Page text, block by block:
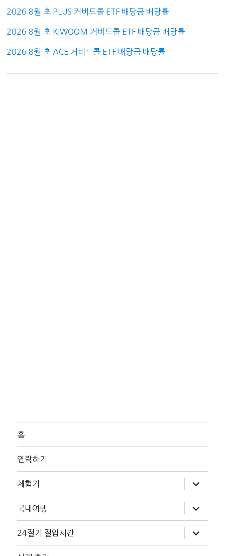
2026 8월 초 PLUS 커버드콜 ETF 배당금 배당률
2026 8월 초 KIWOOM 커버드콜 ETF 배당금 배당률
2026 8월 초 ACE 커버드콜 ETF 배당금 배당률
홈
연락하기
체험기
위
메
확
장
국내여행
위
메
확
장
24절기 절입시간
위
메